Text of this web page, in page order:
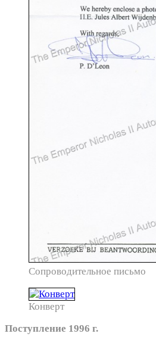
Сопроводительное письмо
Конверт
Поступление 1996 г.